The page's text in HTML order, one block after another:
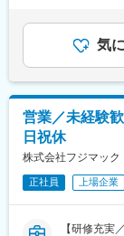
場完備）※
駅、西松本
坂駅、竹田
中野駅、涙橋
気
営業／未経験
日祝休
株式会社フジマック
正社員 上場企業
【研修充実